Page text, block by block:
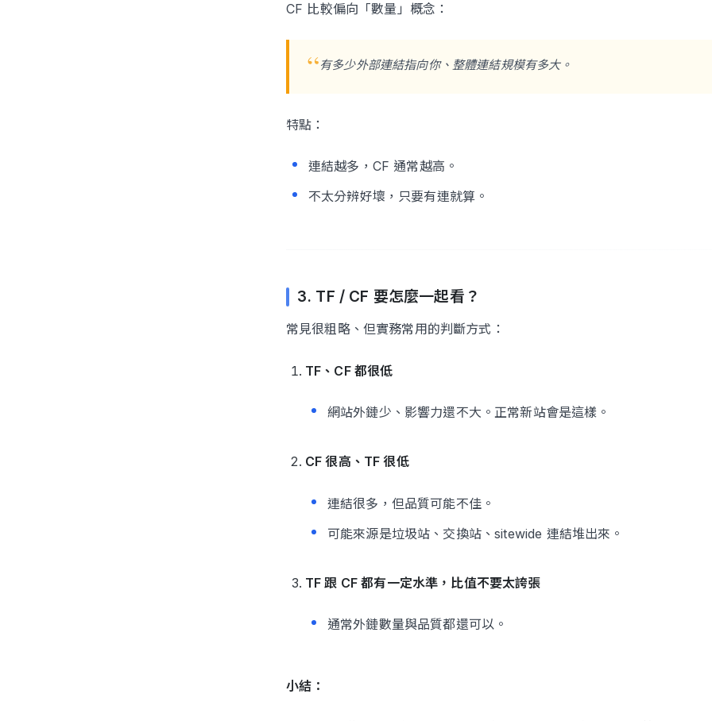
CF 比較偏向「數量」概念：
有多少外部連結指向你、整體連結規模有多大。
特點：
連結越多，CF 通常越高。
不太分辨好壞，只要有連就算。
3. TF / CF 要怎麼一起看？
常見很粗略、但實務常用的判斷方式：
TF、CF 都很低
網站外鏈少、影響力還不大。正常新站會是這樣。
CF 很高、TF 很低
連結很多，但品質可能不佳。
可能來源是垃圾站、交換站、sitewide 連結堆出來。
TF 跟 CF 都有一定水準，比值不要太誇張
通常外鏈數量與品質都還可以。
小結：